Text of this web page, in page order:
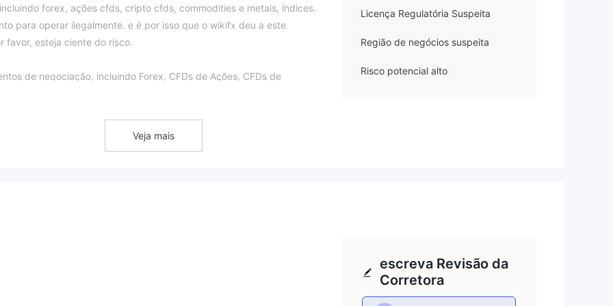
forex, ações cfds, cripto cfds, commodities e metais, índices.
para operar ilegalmente. e é por isso que o wikifx deu a este
favor, esteja ciente do risco.
de negociação, incluindo Forex, CFDs de Ações, CFDs de
com o tamanho mínimo de negociação de 0,01 lote. as moedas
real. Sua conta de demonstração normalmente dura 30 dias, mas
spreads a partir de 1,0 pips, sem cobrança de comissões.
Licença Regulatória Suspeita
Região de negócios suspeita
Risco potencial alto
Veja mais
escreva Revisão da
Corretora